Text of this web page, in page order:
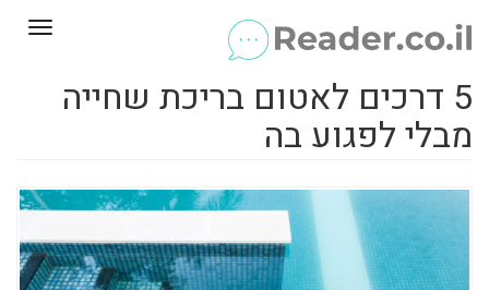
5 דרכים לאטום בריכת שחייה
מבלי לפגוע בה